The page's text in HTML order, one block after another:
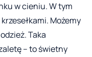
w cieniu. W tym
Możemy
Taka
– to świetny